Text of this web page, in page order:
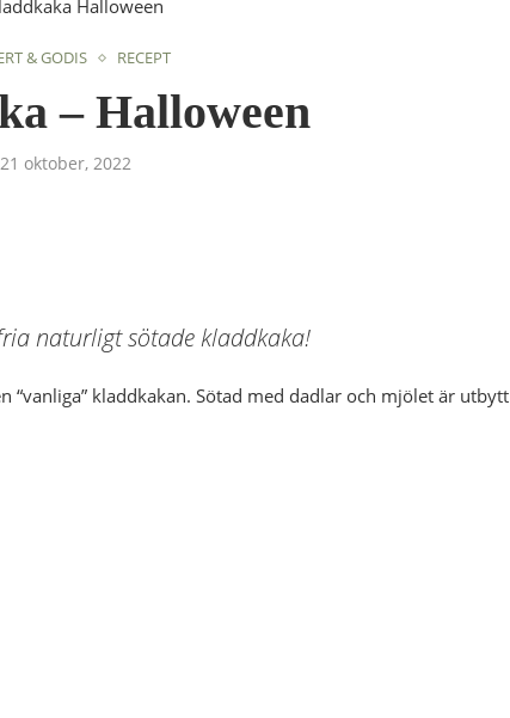
& GODIS RECEPT
– Halloween
21 oktober, 2022
naturligt sötade kladdkaka!
“vanliga” kladdkakan. Sötad med dadlar och mjölet är utbytt